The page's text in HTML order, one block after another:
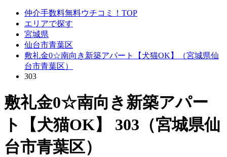
仲介手数料無料ウチコミ！TOP
エリアで探す
宮城県
仙台市青葉区
敷礼金0☆南向き新築アパート【犬猫OK】（宮城県仙
台市青葉区）
303
敷礼金0☆南向き新築アパー
ト【犬猫OK】 303（宮城県仙
台市青葉区）